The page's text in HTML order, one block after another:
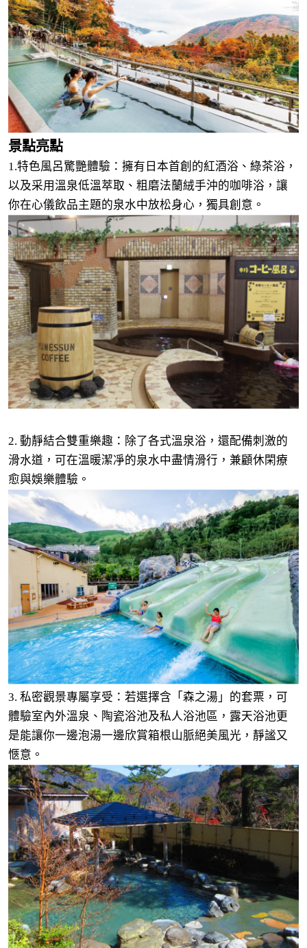
景點亮點
1.特色風呂驚艷體驗：擁有日本首創的紅酒浴、綠茶浴，
以及采用溫泉低溫萃取、粗磨法蘭絨手沖的咖啡浴，讓
你在心儀飲品主題的泉水中放松身心，獨具創意。
2. 動靜結合雙重樂趣：除了各式溫泉浴，還配備刺激的
滑水道，可在溫暖潔凈的泉水中盡情滑行，兼顧休閑療
愈與娛樂體驗。
3. 私密觀景專屬享受：若選擇含「森之湯」的套票，可
體驗室內外溫泉、陶瓷浴池及私人浴池區，露天浴池更
是能讓你一邊泡湯一邊欣賞箱根山脈絕美風光，靜謐又
愜意。